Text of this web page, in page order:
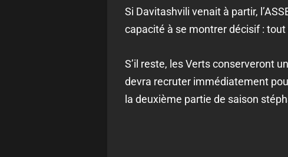
Si Davitashvili venait à partir,
capacité à se montrer décisif :
S’il reste, les Verts conserveront
devra recruter immédiatement
la deuxième partie de saison